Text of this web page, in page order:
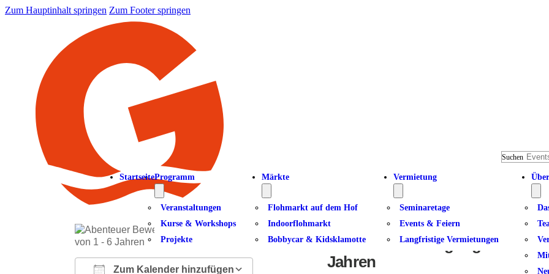
Zum Hauptinhalt springen Zum Footer springen
Suchen
StartseiteProgramm
Veranstaltungen
Kurse & Workshops
Projekte
Märkte
Flohmarkt auf dem Hof
Indoorflohmarkt
Bobbycar & Kidsklamotte
Vermietung
Seminaretage
Events & Feiern
Langfristige Vermietungen
Zum Kalender hinzufügen
Abenteuer Bewegung I – für
Jahren